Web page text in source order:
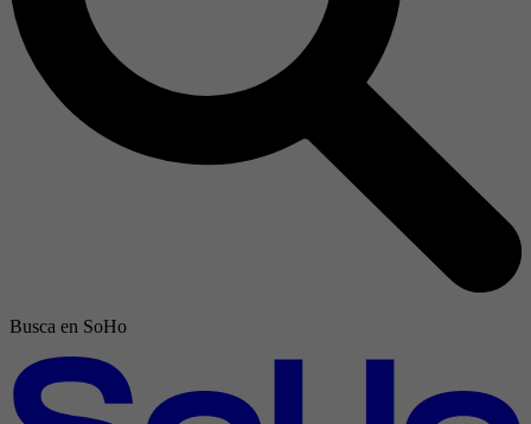
Busca en SoHo